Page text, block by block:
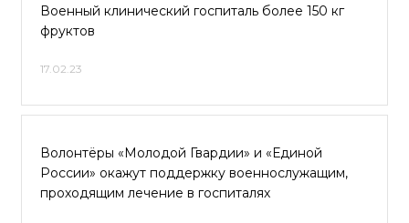
Военный клинический госпиталь более 150 кг
фруктов
17.02.23
Волонтёры «Молодой Гвардии» и «Единой
России» окажут поддержку военнослужащим,
проходящим лечение в госпиталях